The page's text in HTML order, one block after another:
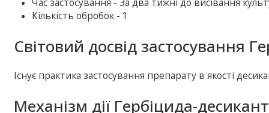
Кількість обробок - 1
Світовий досвід застосування
Існує практика застосування препарату в якості
Механізм дії Гербіцида-